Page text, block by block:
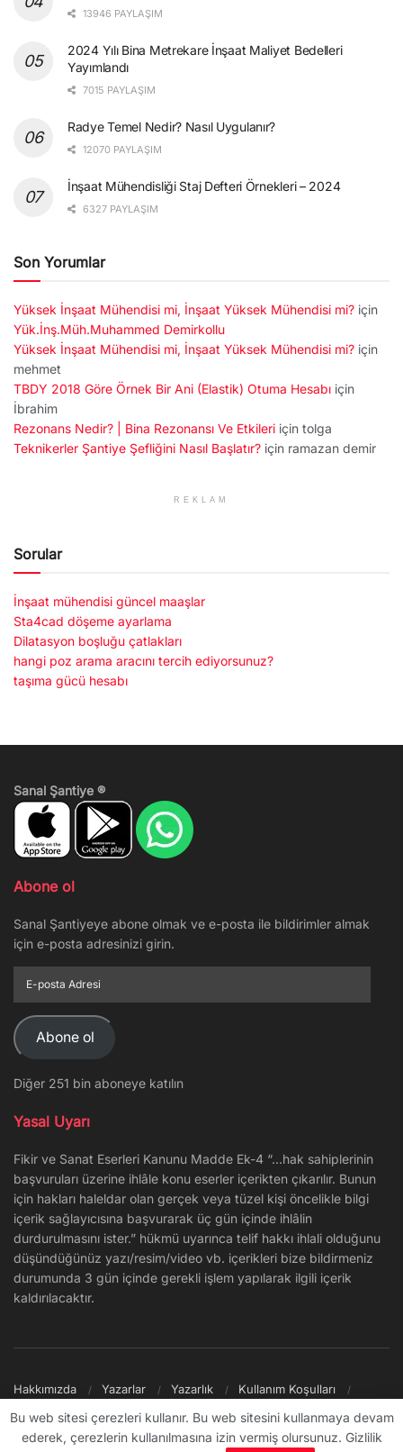
13946 PAYLAŞIM
2024 Yılı Bina Metrekare İnşaat Maliyet Bedelleri
Yayımlandı
7015 PAYLAŞIM
Radye Temel Nedir? Nasıl Uygulanır?
12070 PAYLAŞIM
İnşaat Mühendisliği Staj Defteri Örnekleri – 2024
6327 PAYLAŞIM
Son Yorumlar
Yüksek İnşaat Mühendisi mi, İnşaat Yüksek Mühendisi mi? için
Yük.İnş.Müh.Muhammed Demirkollu
Yüksek İnşaat Mühendisi mi, İnşaat Yüksek Mühendisi mi? için
mehmet
TBDY 2018 Göre Örnek Bir Ani (Elastik) Otuma Hesabı için
İbrahim
Rezonans Nedir? | Bina Rezonansı Ve Etkileri için tolga
Teknikerler Şantiye Şefliğini Nasıl Başlatır? için ramazan demir
REKLAM
Sorular
İnşaat mühendisi güncel maaşlar
Sta4cad döşeme ayarlama
Dilatasyon boşluğu çatlakları
hangi poz arama aracını tercih ediyorsunuz?
taşıma gücü hesabı
Sanal Şantiye ®
Abone ol
Sanal Şantiyeye abone olmak ve e-posta ile bildirimler almak
için e-posta adresinizi girin.
posta
Adresi
Abone ol
Diğer 251 bin aboneye katılın
Yasal Uyarı
Fikir ve Sanat Eserleri Kanunu Madde Ek-4 “…hak sahiplerinin
başvuruları üzerine ihlâle konu eserler içerikten çıkarılır. Bunun
için hakları haleldar olan gerçek veya tüzel kişi öncelikle bilgi
içerik sağlayıcısına başvurarak üç gün içinde ihlâlin
durdurulmasını ister.” hükmü uyarınca telif hakkı ihlali olduğunu
düşündüğünüz yazı/resim/video vb. içerikleri bize bildirmeniz
durumunda 3 gün içinde gerekli işlem yapılarak ilgili içerik
kaldırılacaktır.
Hakkımızda Yazarlar Yazarlık
Kullanım Koşulları
© 2009 - ∞ Sanal Şantiye
Bu web sitesi çerezleri kullanır. Bu web sitesini kullanmaya devam
ederek, çerezlerin kullanılmasına izin vermiş olursunuz. Gizlilik